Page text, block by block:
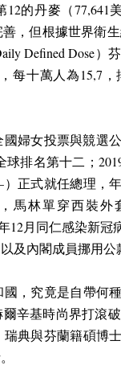
12的丹麥（77,641
，但根據世界衛
Defined Dose）
每十萬人為15,7
婦女投票與競選
球排名第十二；
）正式就任總理，
馬林單穿西裝
12月同仁感染新冠
及內閣成員挪用公
，究竟是自帶何
辛基時尚界打滾
典與芬蘭籍碩博